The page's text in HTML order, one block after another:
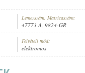
Lemezszám, Matricaszám:
47773 A, 9824-GR
Felvételi mód:
elektromos